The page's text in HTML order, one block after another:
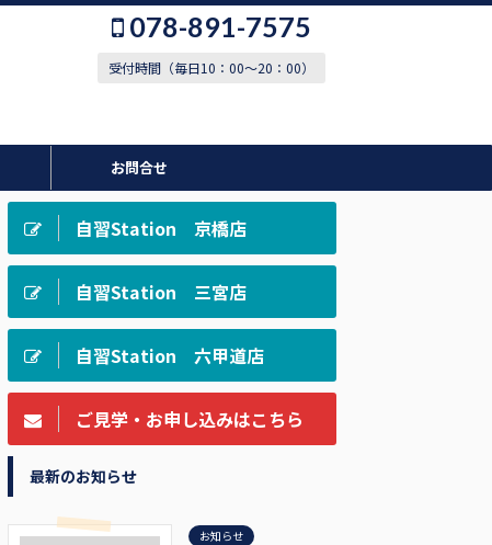
078-891-7575
受付時間（毎日10：00～20：00）
お問合せ
自習Station 京橋店
自習Station 三宮店
自習Station 六甲道店
ご見学・お申し込みはこちら
最新のお知らせ
お知らせ